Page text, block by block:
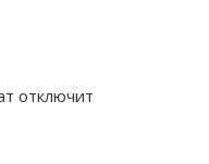
отключит